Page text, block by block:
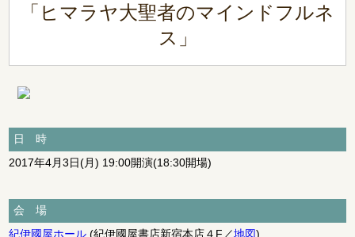
「ヒマラヤ大聖者のマインドフルネ
ス」
日 時
2017年4月3日(月) 19:00開演(18:30開場)
会 場
紀伊國屋ホール (紀伊國屋書店新宿本店４F／地図)